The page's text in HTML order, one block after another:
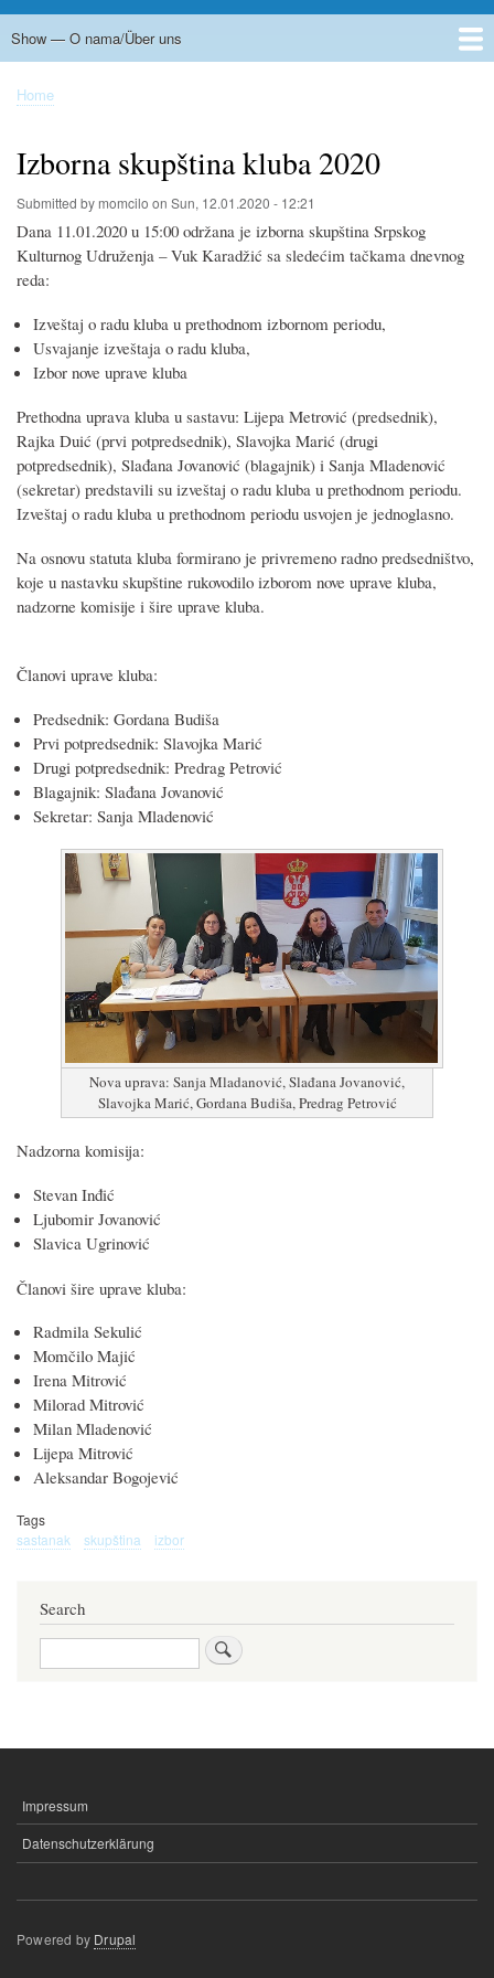
Show — O nama/Über uns
Radno vreme / Öffnungszeiten
Prostorije kluba
Kontakt
Folklor / Folkloregruppe
Srpska škola / Serbischer Schulunterricht
Uprava / Unser Vorstand
Breadcrumb
Home
Izborna skupština kluba 2020
Submitted by momcilo on Sun, 12.01.2020 - 12:21
Dana 11.01.2020 u 15:00 održana je izborna skupština Srpskog
Kulturnog Udruženja – Vuk Karadžić sa sledećim tačkama dnevnog
reda:
Izveštaj o radu kluba u prethodnom izbornom periodu,
Usvajanje izveštaja o radu kluba,
Izbor nove uprave kluba
Prethodna uprava kluba u sastavu: Lijepa Metrović (predsednik),
Rajka Duić (prvi potpredsednik), Slavojka Marić (drugi
potpredsednik), Slađana Jovanović (blagajnik) i Sanja Mladenović
(sekretar) predstavili su izveštaj o radu kluba u prethodnom periodu.
Izveštaj o radu kluba u prethodnom periodu usvojen je jednoglasno.
Na osnovu statuta kluba formirano je privremeno radno predsedništvo,
koje u nastavku skupštine rukovodilo izborom nove uprave kluba,
nadzorne komisije i šire uprave kluba.
Članovi uprave kluba:
Predsednik: Gordana Budiša
Prvi potpredsednik: Slavojka Marić
Drugi potpredsednik: Predrag Petrović
Blagajnik: Slađana Jovanović
Sekretar: Sanja Mladenović
Nova uprava: Sanja Mladanović, Slađana Jovanović,
Slavojka Marić, Gordana Budiša, Predrag Petrović
Nadzorna komisija:
Stevan Inđić
Ljubomir Jovanović
Slavica Ugrinović
Članovi šire uprave kluba:
Radmila Sekulić
Momčilo Majić
Irena Mitrović
Milorad Mitrović
Milan Mladenović
Lijepa Mitrović
Aleksandar Bogojević
Tags
sastanak
skupština izbor
Search
Search
IMPRESSUM
Impressum
Datenschutzerklärung
Powered by Drupal